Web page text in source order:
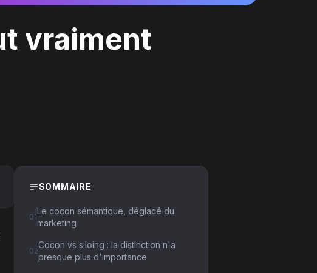
vraiment
SOMMAIRE
01
Le cocon sémantique, déglacé du
marketing
02
Cocon vs siloing : la distinction n'a
presque plus d'importance